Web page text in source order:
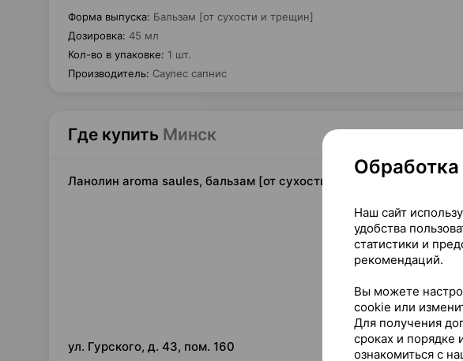
Форма выпуска: Бальзам [от сухости и трещин]
Дозировка: 45 мл
Кол-во в упаковке: 1 шт.
Производитель: Саулес сапнис
Где купить Минск
Ланолин aroma saules, бальзам [от сухости и трещин], 45 мл ×1,
На карте
279
ул. Гурского, д. 43, пом. 160 9,72 р.
Наш сайт
удобства
статистики и
рекомендаций.
Вы можете
cookie или
Для получения
сроках и порядке
ознакомиться с